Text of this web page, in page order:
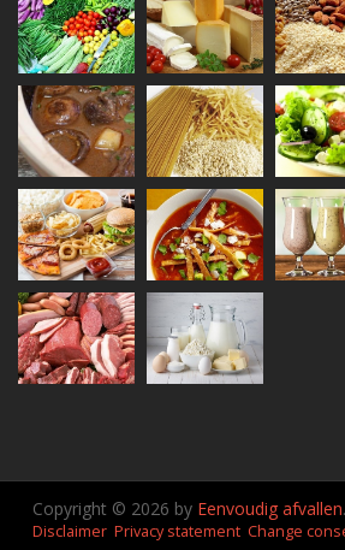
Copyright © 2026 by Eenvoudig afvallen
Disclaimer Privacy statement Change